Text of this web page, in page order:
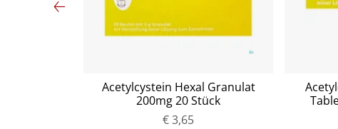
Acetylcystein Hexal Granulat
200mg 20 Stück
€ 3,65P